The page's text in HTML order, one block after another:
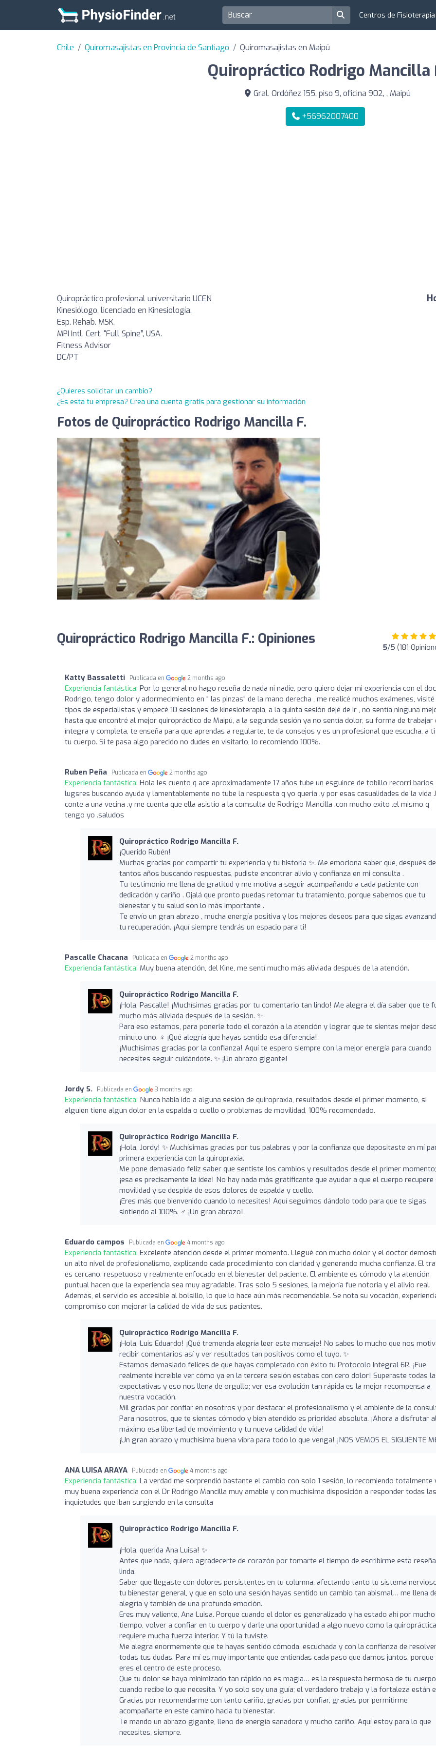
Centros de
Chile Quiromasajistas en Provincia de Santiago Quiromasajistas en Maipú
Quiropráctico Rodrigo Mancilla
Gral. Ordóñez 155, piso 9, oficina 902, , Maipú
+56962007400
Quiropráctico profesional universitario UCEN
Kinesiólogo, licenciado en Kinesiología.
Esp. Rehab. MSK.
MPI Intl. Cert. “Full Spine”, USA.
Fitness Advisor
DC/PT
¿Quieres solicitar un cambio?
¿Es esta tu empresa? Crea una cuenta gratis para gestionar su información
Fotos de Quiropráctico Rodrigo Mancilla F.
Quiropráctico Rodrigo Mancilla F.: Opiniones 5/5 (181
Katty Bassaletti Publicada en 2 months ago
Experiencia fantástica: Por lo general no hago reseña de nada ni nadie, pero quiero dejar mi experiencia con el
Rodrigo, tengo dolor y adormecimiento en " las pinzas" de la mano derecha , me realicé muchos exámenes,
tipos de especialistas y empecé 10 sesiones de kinesioterapia, a la quinta sesión dejé de ir , no sentía ninguna
hasta que encontré al mejor quiropráctico de Maipú, a la segunda sesión ya no sentía dolor, su forma de trabajar
íntegra y completa, te enseña para que aprendas a regularte, te da consejos y es un profesional que escucha, a
tu cuerpo. Si te pasa algo parecido no dudes en visitarlo, lo recomiendo 100%.
Ruben Peña Publicada en 2 months ago
Experiencia fantástica: Hola les cuento q ace aproximadamente 17 años tube un esguince de tobillo recorri barios
lugsres buscando ayuda y lamentablemente no tube la respuesta q yo queria .y por esas casualidades de la vida
conte a una vecina .y me cuenta que ella asistio a la comsulta de Rodrigo Mancilla .con mucho exito .el mismo q
tengo yo .saludos
Quiropráctico Rodrigo Mancilla F.
¡Querido Rubén!
Muchas gracias por compartir tu experiencia y tu historia ✨. Me emociona saber que, después de
tantos años buscando respuestas, pudiste encontrar alivio y confianza en mi consulta .
Tu testimonio me llena de gratitud y me motiva a seguir acompañando a cada paciente con
dedicación y cariño . Ojalá que pronto puedas retomar tu tratamiento, porque sabemos que tu
bienestar y tu salud son lo más importante .
Te envío un gran abrazo , mucha energía positiva y los mejores deseos para que sigas
tu recuperación. ¡Aquí siempre tendrás un espacio para ti!
Pascalle Chacana Publicada en 2 months ago
Experiencia fantástica: Muy buena atención, del Kine, me sentí mucho más aliviada después de la atención.
Quiropráctico Rodrigo Mancilla F.
¡Hola, Pascalle! ¡Muchísimas gracias por tu comentario tan lindo! Me alegra el día saber que te
mucho más aliviada después de la sesión. ✨
Para eso estamos, para ponerle todo el corazón a la atención y lograr que te sientas mejor
minuto uno. ‍♀️ ¡Qué alegría que hayas sentido esa diferencia!
¡Muchísimas gracias por la confianza! Aquí te espero siempre con la mejor energía para cuando
necesites seguir cuidándote. ✨ ¡Un abrazo gigante!
Jordy S. Publicada en 3 months ago
Experiencia fantástica: Nunca habia ido a alguna sesión de quiropraxia, resultados desde el primer momento, si
alguien tiene algun dolor en la espalda o cuello o problemas de movilidad, 100% recomendado.
Quiropráctico Rodrigo Mancilla F.
¡Hola, Jordy! ✨ Muchísimas gracias por tus palabras y por la confianza que depositaste en mí
primera experiencia con la quiropraxia.
Me pone demasiado feliz saber que sentiste los cambios y resultados desde el primer momento;
¡esa es precisamente la idea! No hay nada más gratificante que ayudar a que el cuerpo recupere
movilidad y se despida de esos dolores de espalda y cuello.
¡Eres más que bienvenido cuando lo necesites! Aquí seguimos dándolo todo para que te sigas
sintiendo al 100%. ‍♂️ ¡Un gran abrazo!
Eduardo campos Publicada en 4 months ago
Experiencia fantástica: Excelente atención desde el primer momento. Llegué con mucho dolor y el doctor
un alto nivel de profesionalismo, explicando cada procedimiento con claridad y generando mucha confianza. El
es cercano, respetuoso y realmente enfocado en el bienestar del paciente. El ambiente es cómodo y la atención
puntual hacen que la experiencia sea muy agradable. Tras solo 5 sesiones, la mejoría fue notoria y el alivio real.
Además, el servicio es accesible al bolsillo, lo que lo hace aún más recomendable. Se nota su vocación,
compromiso con mejorar la calidad de vida de sus pacientes.
Quiropráctico Rodrigo Mancilla F.
¡Hola, Luis Eduardo! ¡Qué tremenda alegría leer este mensaje! No sabes lo mucho que nos
recibir comentarios así y ver resultados tan positivos como el tuyo. ✨
Estamos demasiado felices de que hayas completado con éxito tu Protocolo Integral 6R. ¡Fue
realmente increíble ver cómo ya en la tercera sesión estabas con cero dolor! Superaste todas
expectativas y eso nos llena de orgullo; ver esa evolución tan rápida es la mejor recompensa a
nuestra vocación.
Mil gracias por confiar en nosotros y por destacar el profesionalismo y el ambiente de la
Para nosotros, que te sientas cómodo y bien atendido es prioridad absoluta. ¡Ahora a disfrutar
máximo esa libertad de movimiento y tu nueva calidad de vida!
¡Un gran abrazo y muchísima buena vibra para todo lo que venga! ¡NOS VEMOS EL SIGUIENTE
ANA LUISA ARAYA Publicada en 4 months ago
Experiencia fantástica: La verdad me sorprendió bastante el cambio con solo 1 sesión, lo recomiendo totalmente
muy buena experiencia con el Dr Rodrigo Mancilla muy amable y con muchísima disposición a responder todas las
inquietudes que iban surgiendo en la consulta
Quiropráctico Rodrigo Mancilla F.
¡Hola, querida Ana Luisa! ✨
Antes que nada, quiero agradecerte de corazón por tomarte el tiempo de escribirme esta
linda.
Saber que llegaste con dolores persistentes en tu columna, afectando tanto tu sistema
tu bienestar general, y que en solo una sesión hayas sentido un cambio tan abismal… me llena
alegría y también de una profunda emoción.
Eres muy valiente, Ana Luisa. Porque cuando el dolor es generalizado y ha estado ahí por mucho
tiempo, volver a confiar en tu cuerpo y darle una oportunidad a algo nuevo como la quiropráctica
requiere mucha fuerza interior. Y tú la tuviste.
Me alegra enormemente que te hayas sentido cómoda, escuchada y con la confianza de
todas tus dudas. Para mí es muy importante que entiendas cada paso que damos juntos, porque
eres el centro de este proceso.
Que tu dolor se haya minimizado tan rápido no es magia… es la respuesta hermosa de tu cuerpo
cuando recibe lo que necesita. Y yo solo soy una guía; el verdadero trabajo y la fortaleza están
Gracias por recomendarme con tanto cariño, gracias por confiar, gracias por permitirme
acompañarte en este camino hacia tu bienestar.
Te mando un abrazo gigante, lleno de energía sanadora y mucho cariño. Aquí estoy para lo que
necesites, siempre.